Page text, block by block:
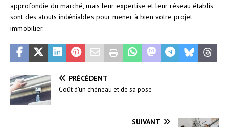
approfondie du marché, mais leur expertise et leur réseau établis
sont des atouts indéniables pour mener à bien votre projet
immobilier.
PRÉCÉDENT
Coût d’un chéneau et de sa pose
SUIVANT